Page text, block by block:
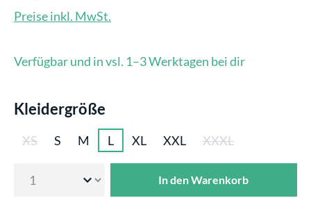
Preise inkl. MwSt.
Verfügbar und in vsl. 1–3 Werktagen bei dir
Kleidergröße
XS(Diese Option ist zurzeit nicht verfügbar.)
S M L XL XXL XXXL(Diese Option ist
In den Warenkorb